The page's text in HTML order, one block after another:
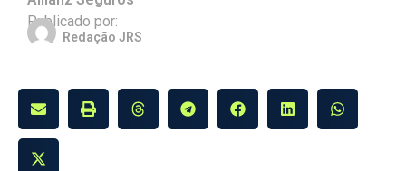
Publicado por:
Redação JRS